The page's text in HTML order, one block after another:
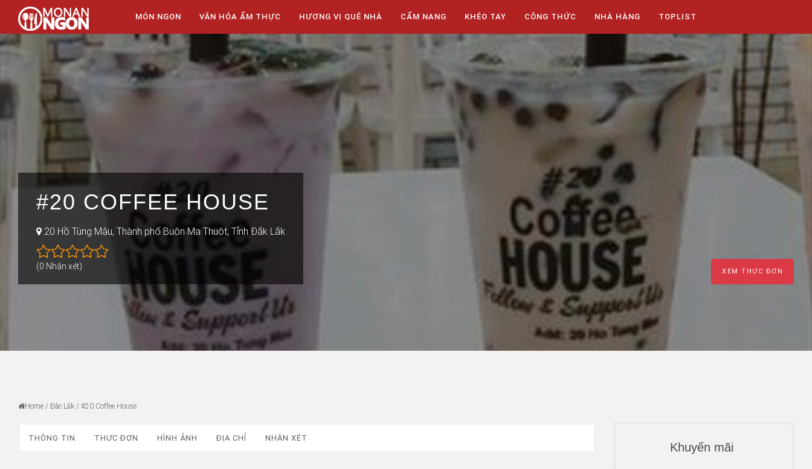
MÓN NGON VĂN HÓA ẨM THỰC HƯƠNG VỊ QUÊ NHÀ CẨM NANG KHÉO TAY CÔNG THỨC NHÀ HÀNG TOPLIST
#20 COFFEE HOUSE
20 Hồ Tùng Mậu, Thành phố Buôn Ma Thuột, Tỉnh Đắk Lắk
(0 Nhận xét)
XEM THỰC ĐƠN
Home / Đắc Lắk / #20 Coffee House
THÔNG TIN THỰC ĐƠN HÌNH ẢNH ĐỊA CHỈ NHẬN XÉT
Khuyến mãi